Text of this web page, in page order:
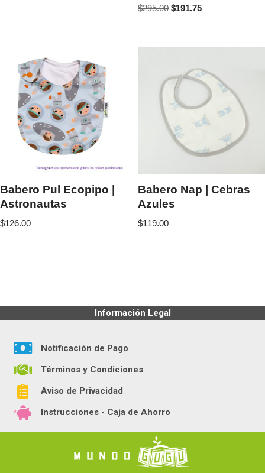
$295.00 $191.75
Babero Pul Ecopipo |
Astronautas
$126.00
Babero Nap | Cebras
Azules
$119.00
Información Legal
Notificación de Pago
Términos y Condiciones
Aviso de Privacidad
Instrucciones - Caja de Ahorro